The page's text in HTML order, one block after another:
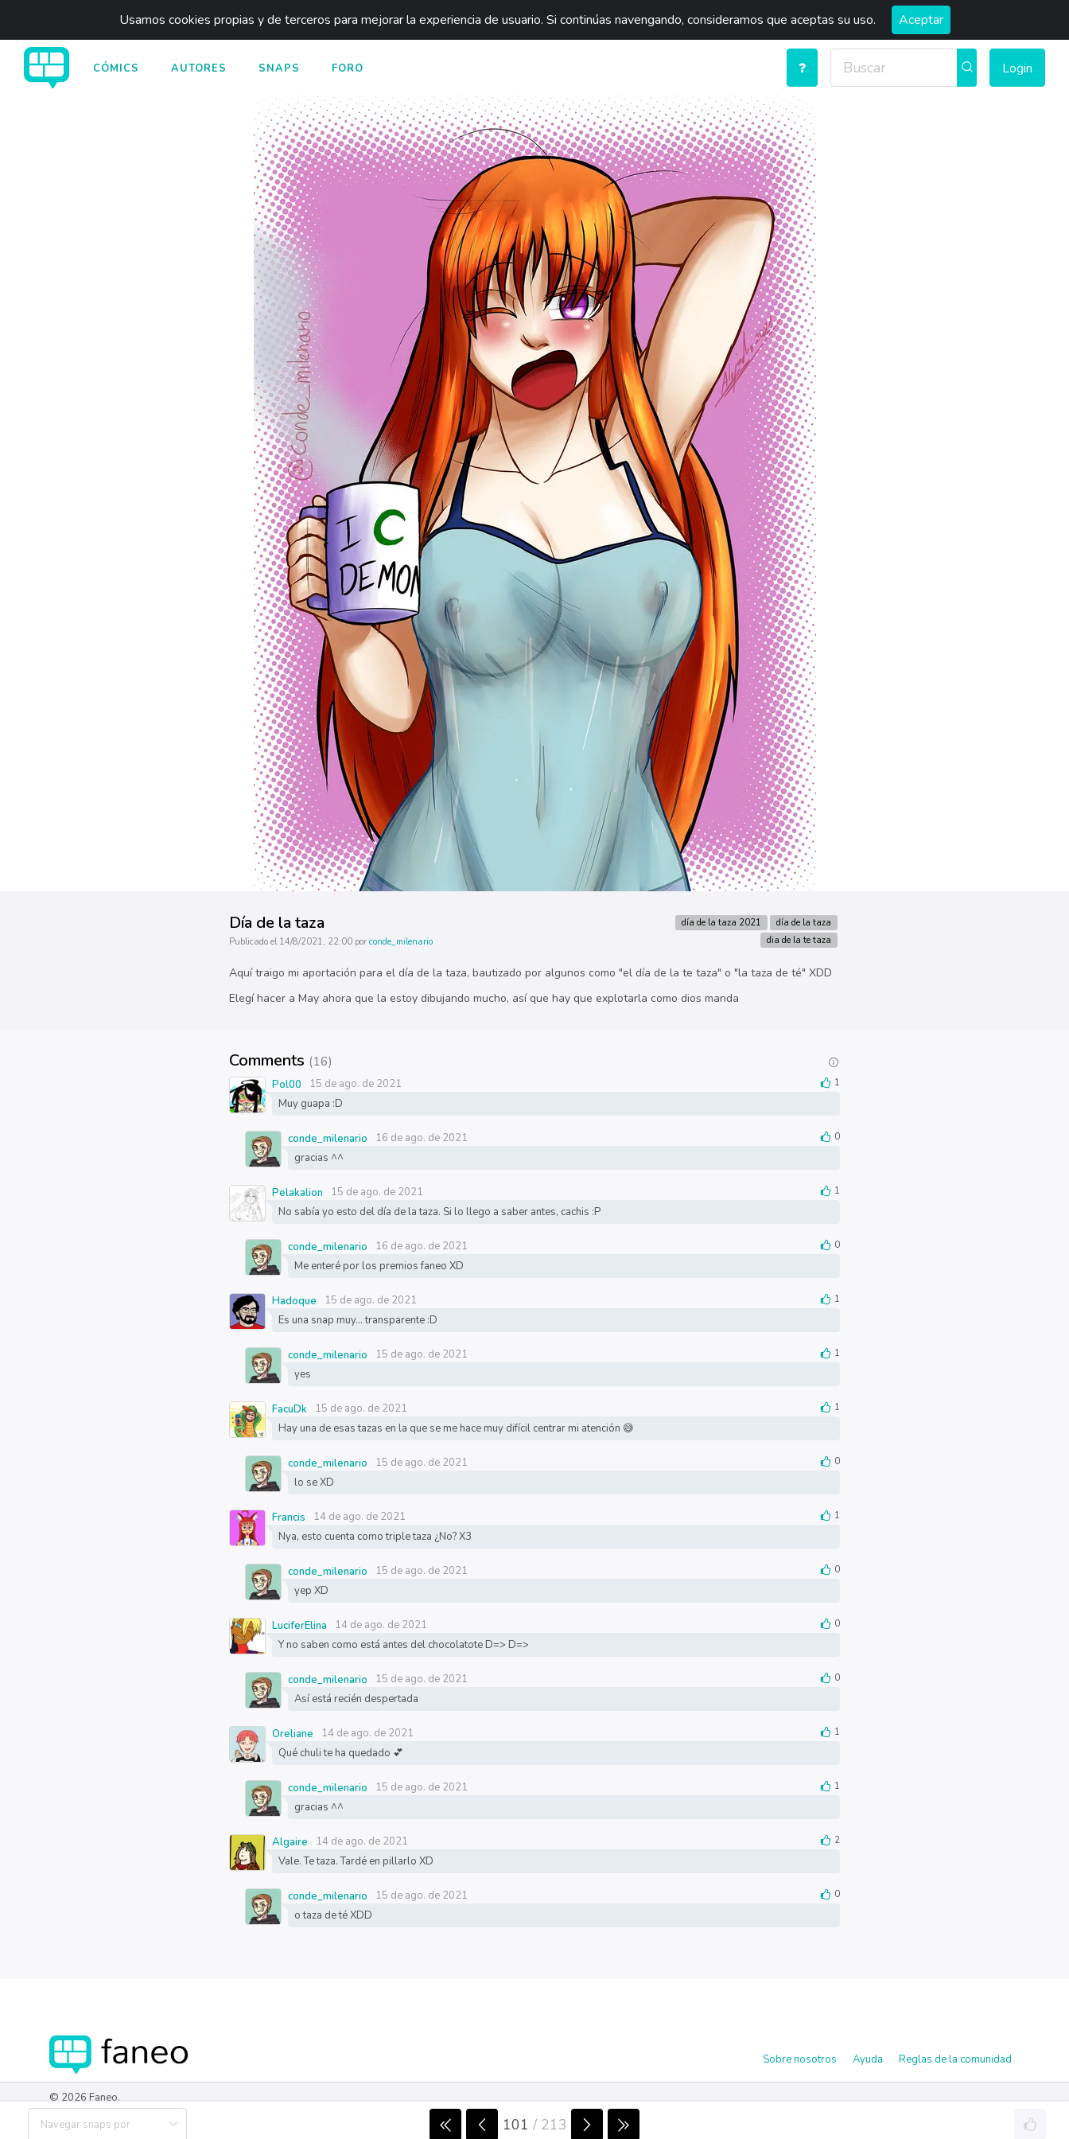
Usamos cookies propias y de terceros para mejorar la experiencia de usuario. Si continúas navengando, consideramos que aceptas su uso. Aceptar
CÓMICS AUTORES SNAPS FORO Login
101 / 213
Día de la taza
Publicado el 14/8/2021, 22:00 por conde_milenario
día de la taza
día de la taza 2021
dia de la te taza
Aquí traigo mi aportación para el día de la taza, bautizado por algunos como "el día de la te taza" o "la taza de té" XDD
Elegí hacer a May ahora que la estoy dibujando mucho, así que hay que explotarla como dios manda
Comments (16)
Pol00 15 de ago. de 2021 1
Muy guapa :D
conde_milenario 16 de ago. de 2021 0
gracias ^^
Pelakalion 15 de ago. de 2021 1
No sabía yo esto del día de la taza. Si lo llego a saber antes, cachis :P
conde_milenario 16 de ago. de 2021 0
Me enteré por los premios faneo XD
Hadoque 15 de ago. de 2021 1
Es una snap muy... transparente :D
conde_milenario 15 de ago. de 2021 1
yes
FacuDk 15 de ago. de 2021 1
Hay una de esas tazas en la que se me hace muy difícil centrar mi atención 😅
conde_milenario 15 de ago. de 2021 0
lo se XD
Francis 14 de ago. de 2021 1
Nya, esto cuenta como triple taza ¿No? X3
conde_milenario 15 de ago. de 2021 0
yep XD
LuciferElina 14 de ago. de 2021 0
Y no saben como está antes del chocolatote D=> D=>
conde_milenario 15 de ago. de 2021 0
Así está recién despertada
Oreliane 14 de ago. de 2021 1
Qué chuli te ha quedado 💕
conde_milenario 15 de ago. de 2021 1
gracias ^^
Algaire 14 de ago. de 2021 2
Vale. Te taza. Tardé en pillarlo XD
conde_milenario 15 de ago. de 2021 0
o taza de té XDD
Sobre nosotros Ayuda Reglas de la comunidad
© 2026 Faneo.
Hecho porOpenShinepara la Comunidad de Faneo.
Faneo es Software Libre, y el código fuente se puede encontrar en